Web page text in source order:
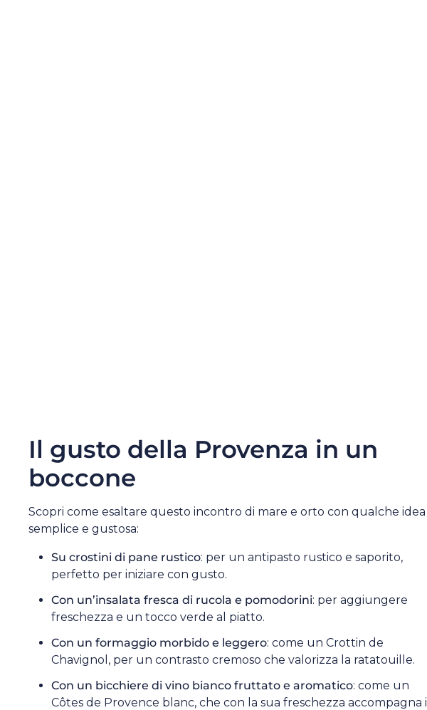
Il gusto della Provenza in un
boccone
Scopri come esaltare questo incontro di mare e orto con qualche idea
semplice e gustosa:
Su crostini di pane rustico: per un antipasto rustico e saporito,
perfetto per iniziare con gusto.
Con un’insalata fresca di rucola e pomodorini: per aggiungere
freschezza e un tocco verde al piatto.
Con un formaggio morbido e leggero: come un Crottin de
Chavignol, per un contrasto cremoso che valorizza la ratatouille.
Con un bicchiere di vino bianco fruttato e aromatico: come un
Côtes de Provence blanc, che con la sua freschezza accompagna il